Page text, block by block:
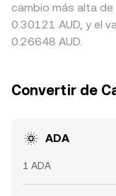
cambio más alta
0.30121 AUD, y el
0.26648 AUD.
Convertir de
ADA
1 ADA